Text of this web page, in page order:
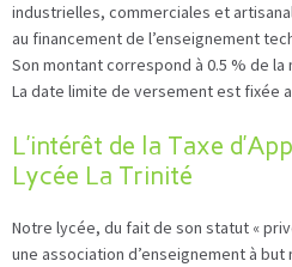
industrielles, commerciales et
au financement de l’enseignement
Son montant correspond à 0.5 % de
La date limite de versement est fixée
L’intérêt de la Taxe
Lycée La Trinité
Notre lycée, du fait de son statut «
une association d’enseignement à